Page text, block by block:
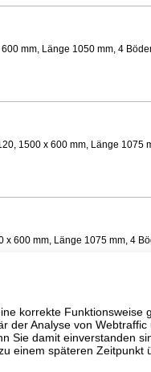
mm, Länge 1050 mm, 4
1500 x 600 mm, Länge 1075
600 mm, Länge 1075 mm, 4
600 mm, Länge 1075 mm, 4
korrekte Funktionsweise
der Analyse von Webtraffic
Sie damit einverstanden
einem späteren Zeitpunkt